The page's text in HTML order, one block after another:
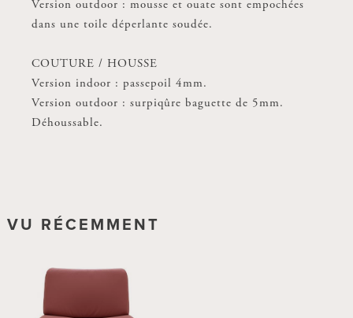
Version outdoor : mousse et ouate sont empochées
dans une toile déperlante soudée.
COUTURE / HOUSSE
Version indoor : passepoil 4mm.
Version outdoor : surpiqûre baguette de 5mm.
Déhoussable.
Version outdoor : mousse et ouate sont empochées
dans une toile déperlante soudée.
COUTURE / HOUSSE
Version indoor : passepoil 4mm.
Version outdoor : surpiqûre baguette de 5mm.
Déhoussable.
VU RÉCEMMENT